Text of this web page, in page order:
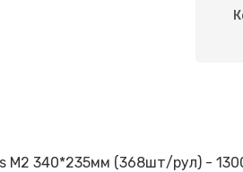
М2 340*235мм (368шт/рул) -